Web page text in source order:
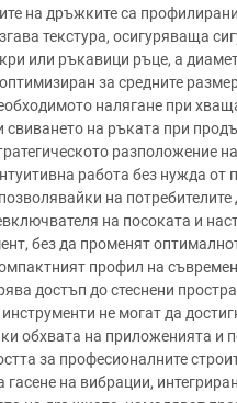
на дръжките са
текстура, осигуряваща
или ръкавици ръце, а
за средните
налягане при
свиването на ръката при
разположение
работа без нужда от
на потребителите
на посоката и
без да променят
профил на
достъп до стеснени
не могат да
обхвата на приложенията и
за професионалните
гасене на вибрации,